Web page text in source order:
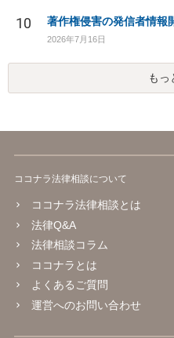
10 著作権侵害の発信者情報
2026年7月16日
もっ
ココナラ法律相談について
ココナラ法律相談とは
法律Q&A
法律相談コラム
ココナラとは
よくあるご質問
運営へのお問い合わせ